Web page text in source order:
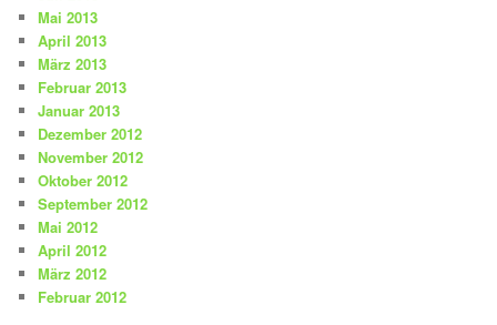
Mai 2013
April 2013
März 2013
Februar 2013
Januar 2013
Dezember 2012
November 2012
Oktober 2012
September 2012
Mai 2012
April 2012
März 2012
Februar 2012